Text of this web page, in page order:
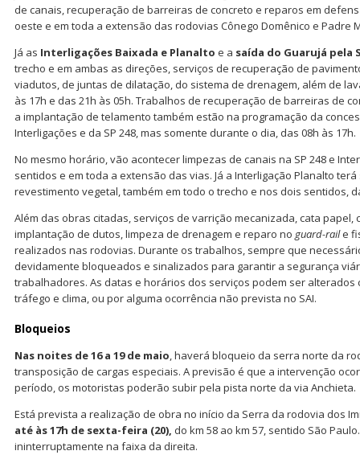
de canais, recuperação de barreiras de concreto e reparos em
oeste e em toda a extensão das rodovias Cônego Domênico e Padre
Já as Interligações Baixada e Planalto e a saída do Guarujá pela
trecho e em ambas as direções, serviços de recuperação de
viadutos, de juntas de dilatação, do sistema de drenagem, além de
às 17h e das 21h às 05h. Trabalhos de recuperação de barreiras de
a implantação de telamento também estão na programação da
Interligações e da SP 248, mas somente durante o dia, das 08h às 17h.
No mesmo horário, vão acontecer limpezas de canais na SP 248 e
sentidos e em toda a extensão das vias. Já a Interligação Planalto
revestimento vegetal, também em todo o trecho e nos dois sentidos,
Além das obras citadas, serviços de varrição mecanizada, cata papel,
implantação de dutos, limpeza de drenagem e reparo no guard-raile
realizados nas rodovias. Durante os trabalhos, sempre que
devidamente bloqueados e sinalizados para garantir a segurança
trabalhadores. As datas e horários dos serviços podem ser alterados
tráfego e clima, ou por alguma ocorrência não prevista no SAI.
Bloqueios
Nas noites de 16 a 19 de maio, haverá bloqueio da serra norte da
transposição de cargas especiais. A previsão é que a intervenção
período, os motoristas poderão subir pela pista norte da via Anchieta.
Está prevista a realização de obra no início da Serra da rodovia dos
até às 17h de sexta-feira (20), do km 58 ao km 57, sentido São
ininterruptamente na faixa da direita.